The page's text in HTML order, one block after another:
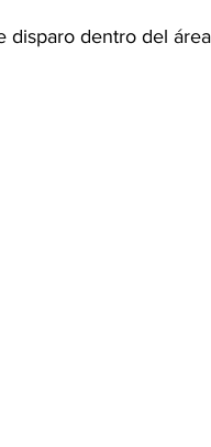
disparo dentro del